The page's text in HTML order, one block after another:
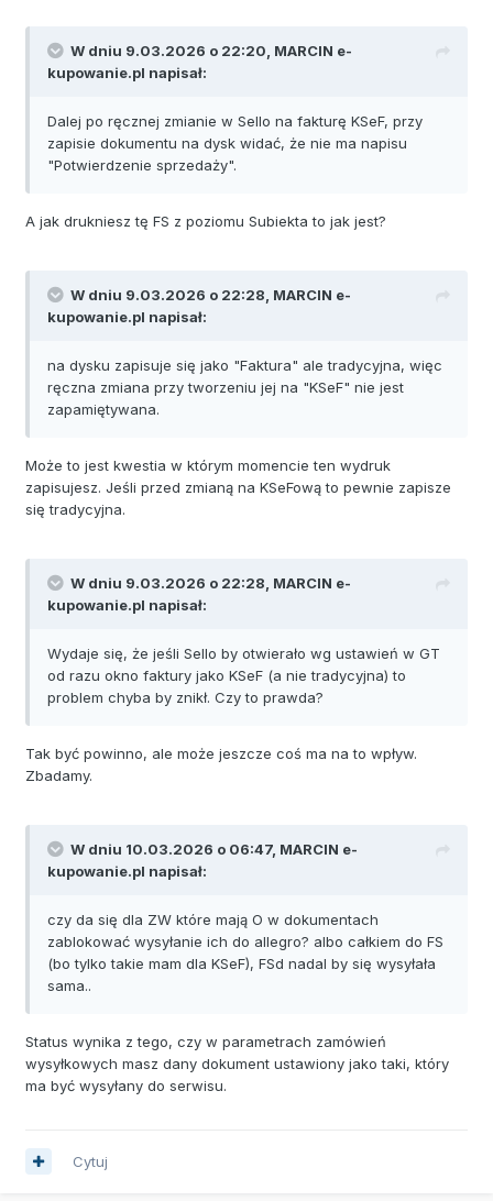
W dniu 9.03.2026 o 22:20, MARCIN e-
kupowanie.pl napisał:
Dalej po ręcznej zmianie w Sello na fakturę KSeF, przy
zapisie dokumentu na dysk widać, że nie ma napisu
"Potwierdzenie sprzedaży".
A jak drukniesz tę FS z poziomu Subiekta to jak jest?
W dniu 9.03.2026 o 22:28, MARCIN e-
kupowanie.pl napisał:
na dysku zapisuje się jako "Faktura" ale tradycyjna, więc
ręczna zmiana przy tworzeniu jej na "KSeF" nie jest
zapamiętywana.
Może to jest kwestia w którym momencie ten wydruk
zapisujesz. Jeśli przed zmianą na KSeFową to pewnie zapisze
się tradycyjna.
W dniu 9.03.2026 o 22:28, MARCIN e-
kupowanie.pl napisał:
Wydaje się, że jeśli Sello by otwierało wg ustawień w GT
od razu okno faktury jako KSeF (a nie tradycyjna) to
problem chyba by znikł. Czy to prawda?
Tak być powinno, ale może jeszcze coś ma na to wpływ.
Zbadamy.
W dniu 10.03.2026 o 06:47, MARCIN e-
kupowanie.pl napisał:
czy da się dla ZW które mają O w dokumentach
zablokować wysyłanie ich do allegro? albo całkiem do FS
(bo tylko takie mam dla KSeF), FSd nadal by się wysyłała
sama..
Status wynika z tego, czy w parametrach zamówień
wysyłkowych masz dany dokument ustawiony jako taki, który
ma być wysyłany do serwisu.
Cytuj